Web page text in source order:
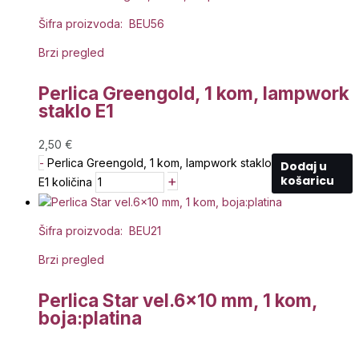
Šifra proizvoda: BEU56
Brzi pregled
Perlica Greengold, 1 kom, lampwork
staklo E1
2,50 €
- Perlica Greengold, 1 kom, lampwork staklo
E1 količina
+
Dodaj u
košaricu
Šifra proizvoda: BEU21
Brzi pregled
Perlica Star vel.6×10 mm, 1 kom,
boja:platina